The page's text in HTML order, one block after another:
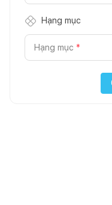
Hạng mục
Hạng mục *